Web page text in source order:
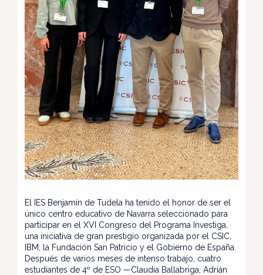
El IES Benjamín de Tudela ha tenido el honor de ser el
único centro educativo de Navarra seleccionado para
participar en el XVI Congreso del Programa Investiga,
una iniciativa de gran prestigio organizada por el CSIC,
IBM, la Fundación San Patricio y el Gobierno de España.
Después de varios meses de intenso trabajo, cuatro
estudiantes de 4º de ESO —Claudia Ballabriga, Adrián